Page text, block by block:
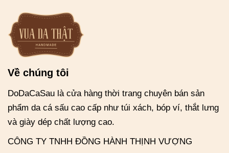
Về chúng tôi
DoDaCaSau là cửa hàng thời trang chuyên bán sản
phẩm da cá sấu cao cấp như túi xách, bóp ví, thắt lưng
và giày dép chất lượng cao.
CÔNG TY TNHH ĐỒNG HÀNH THỊNH VƯỢNG